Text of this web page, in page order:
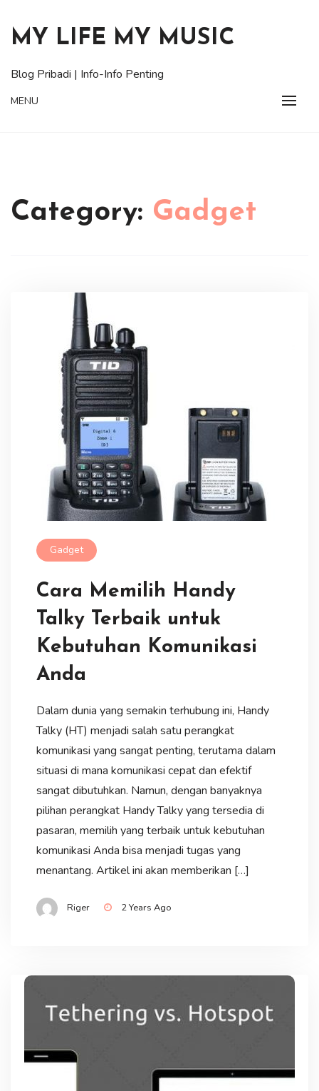
content
MY LIFE MY MUSIC
Blog Pribadi | Info-Info Penting
MENU
Category: Gadget
Gadget
Cara Memilih Handy
Talky Terbaik untuk
Kebutuhan Komunikasi
Anda
Dalam dunia yang semakin terhubung ini, Handy
Talky (HT) menjadi salah satu perangkat
komunikasi yang sangat penting, terutama dalam
situasi di mana komunikasi cepat dan efektif
sangat dibutuhkan. Namun, dengan banyaknya
pilihan perangkat Handy Talky yang tersedia di
pasaran, memilih yang terbaik untuk kebutuhan
komunikasi Anda bisa menjadi tugas yang
menantang. Artikel ini akan memberikan […]
Riger 2 Years Ago